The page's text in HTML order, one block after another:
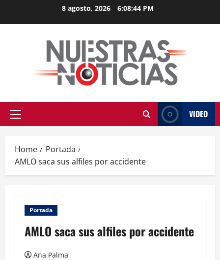
8 agosto, 2026 6:08:44 PM
Primary
VIDEO
Home
Portada
AMLO saca sus alfiles por accidente
Portada
AMLO saca sus alfiles por accidente
Ana Palma